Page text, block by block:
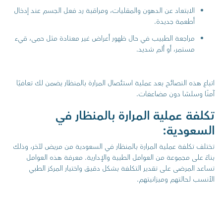
الابتعاد عن الدهون والمقليات، ومراقبة رد فعل الجسم عند إدخال
أطعمة جديدة.
مراجعة الطبيب في حال ظهور أعراض غير معتادة مثل حمى، قيء
مستمر، أو ألم شديد.
اتباع هذه النصائح بعد عملية استئصال المرارة بالمنظار يضمن لك تعافيًا
آمنًا وسلسًا دون مضاعفات.
تكلفة عملية المرارة بالمنظار في
السعودية:
تختلف تكلفة عملية المرارة بالمنظار في السعودية من مريض لآخر، وذلك
بناءً على مجموعة من العوامل الطبية والإدارية. معرفة هذه العوامل
تساعد المرضى على تقدير التكلفة بشكل دقيق واختيار المركز الطبي
الأنسب لحالتهم وميزانيتهم.